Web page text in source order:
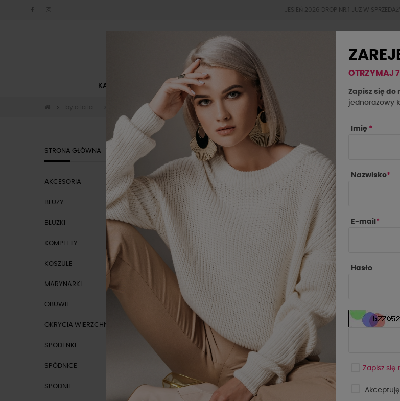
JESIEŃ 2026 DROP NR.1 JUZ W
KATEGORIE NOWOŚCI BESTSELLERY
Bluzki by o la la
STRONA GŁÓWNA
AKCESORIA
BLUZY
BLUZKI
KOMPLETY
KOSZULE
MARYNARKI
OBUWIE
OKRYCIA WIERZCHNIE
SPODENKI
SPÓDNICE
SPODNIE
BLUZKI BY O LA LA
KATEGORIE CENA
-10%
NOWOŚĆ NOWOŚĆ
OTRZYMAJ
Zapisz się do
jednorazowy
Imię *
Nazwisko*
E-mail *
Hasło
Zapisz się
Akceptuję